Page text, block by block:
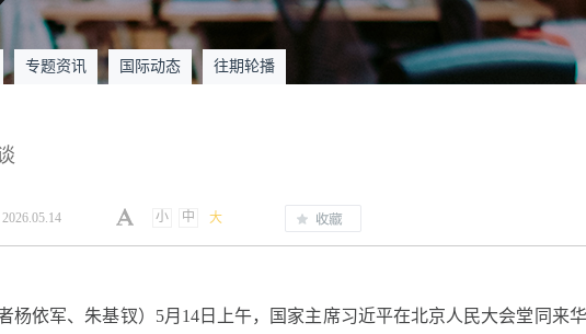
专题资讯 国际动态 往期轮播
2026.05.14 小 中 大
杨依军、朱基钗）5月14日上午，国家主席习近平在北京人民大会堂同来